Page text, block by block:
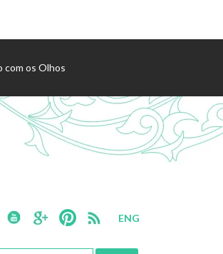
com os Olhos
ENG